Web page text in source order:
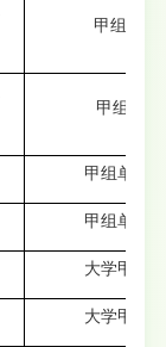
甲组6人
甲组6人
甲组单人
甲组单人
大学甲组
大学甲组